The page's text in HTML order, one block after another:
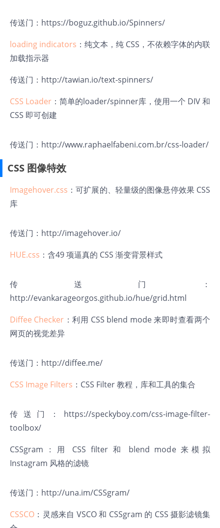
传送门： https://boguz.github.io/Spinners/
loading indicators ：纯文本，纯 CSS，不依赖字体的内联
加载指示器
传送门： http://tawian.io/text-spinners/
CSS Loader ：简单的loader/spinner库，使用一个 DIV 和
CSS 即可创建
传送门： http://www.raphaelfabeni.com.br/css-loader/
CSS 图像特效
Imagehover.css ：可扩展的、轻量级的图像悬停效果 CSS
库
传送门： http://imagehover.io/
HUE.css ：含49 项逼真的 CSS 渐变背景样式
传送门：
http://evankarageorgos.github.io/hue/grid.html
Diffee Checker ：利用 CSS blend mode 来即时查看两个
网页的视觉差异
传送门： http://diffee.me/
CSS Image Filters ：CSS Filter 教程，库和工具的集合
传送门： https://speckyboy.com/css-image-filter-
toolbox/
CSSgram ：用 CSS filter 和 blend mode 来模拟
Instagram 风格的滤镜
传送门： http://una.im/CSSgram/
CSSCO ：灵感来自 VSCO 和 CSSgram 的 CSS 摄影滤镜集